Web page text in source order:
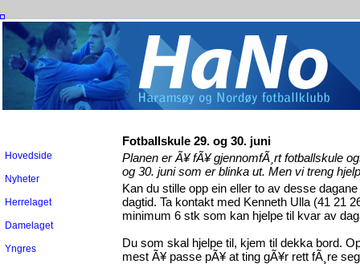
Hovedside
Nyheter
Herrelaget
Damelaget
Yngres
Fotballskule 29. og 30. juni
Planen er Ã¥ fÃ¥ gjennomfÃ¸rt fotballskule
og 30. juni som er blinka ut. Men vi treng
Kan du stille opp ein eller to av desse
dagtid. Ta kontakt med Kenneth Ulla (41 21
minimum 6 stk som kan hjelpe til kvar av
Du som skal hjelpe til, kjem til dekka bord.
mest Ã¥ passe pÃ¥ at ting gÃ¥r rett fÃ¸re